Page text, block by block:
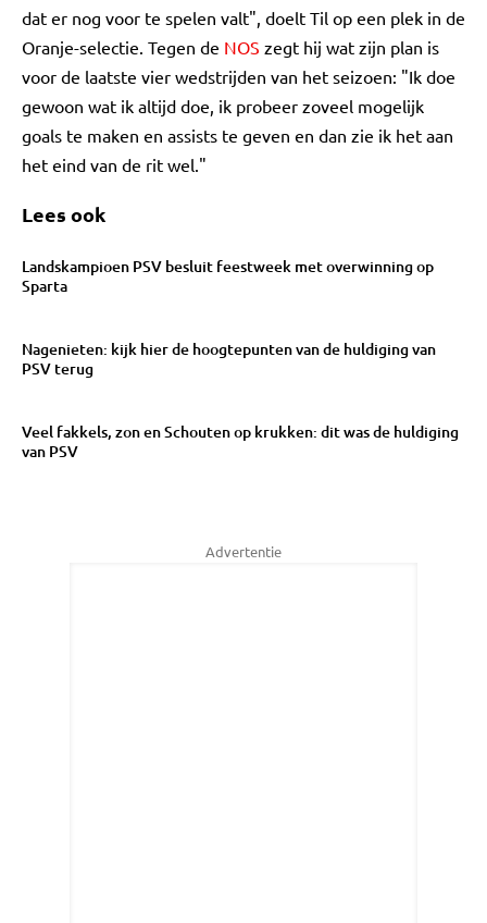
dat er nog voor te spelen valt", doelt Til op een plek in de
Oranje-selectie. Tegen de NOS zegt hij wat zijn plan is
voor de laatste vier wedstrijden van het seizoen: "Ik doe
gewoon wat ik altijd doe, ik probeer zoveel mogelijk
goals te maken en assists te geven en dan zie ik het aan
het eind van de rit wel."
Lees ook
Landskampioen PSV besluit feestweek met overwinning op
Sparta
Nagenieten: kijk hier de hoogtepunten van de huldiging van
PSV terug
Veel fakkels, zon en Schouten op krukken: dit was de huldiging
van PSV
Advertentie